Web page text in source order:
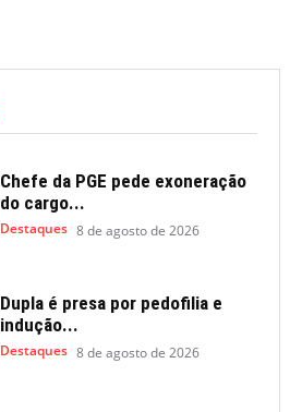
Chefe da PGE pede exoneração
do cargo...
Destaques 8 de agosto de 2026
Dupla é presa por pedofilia e
indução...
Destaques 8 de agosto de 2026